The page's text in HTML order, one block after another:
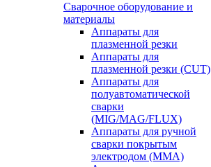
Сварочное оборудование и
материалы
Аппараты для
плазменной резки
Аппараты для
плазменной резки (CUT)
Аппараты для
полуавтоматической
сварки
(MIG/MAG/FLUX)
Аппараты для ручной
сварки покрытым
электродом (MMA)